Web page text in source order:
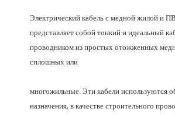
Электрический кабель с медной жилой и
представляет собой тонкий и идеальный
проводником из простых отожженных
многожильные. Эти кабели используются
назначения, в качестве строительного